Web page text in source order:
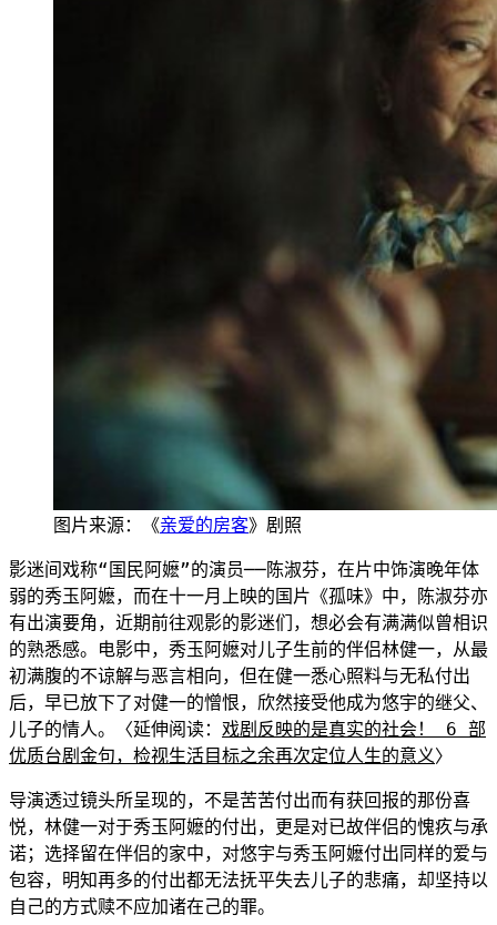
图片来源：《亲爱的房客》剧照
影迷间戏称“国民阿嬷”的演员──陈淑芬，在片中饰演晚年体
弱的秀玉阿嬷，而在十一月上映的国片《孤味》中，陈淑芬亦
有出演要角，近期前往观影的影迷们，想必会有满满似曾相识
的熟悉感。电影中，秀玉阿嬷对儿子生前的伴侣林健一，从最
初满腹的不谅解与恶言相向，但在健一悉心照料与无私付出
后，早已放下了对健一的憎恨，欣然接受他成为悠宇的继父、
儿子的情人。〈延伸阅读： 戏剧反映的是真实的社会！ 6 部
优质台剧金句，检视生活目标之余再次定位人生的意义〉
导演透过镜头所呈现的，不是苦苦付出而有获回报的那份喜
悦，林健一对于秀玉阿嬷的付出，更是对已故伴侣的愧疚与承
诺；选择留在伴侣的家中，对悠宇与秀玉阿嬷付出同样的爱与
包容，明知再多的付出都无法抚平失去儿子的悲痛，却坚持以
自己的方式赎不应加诸在己的罪。